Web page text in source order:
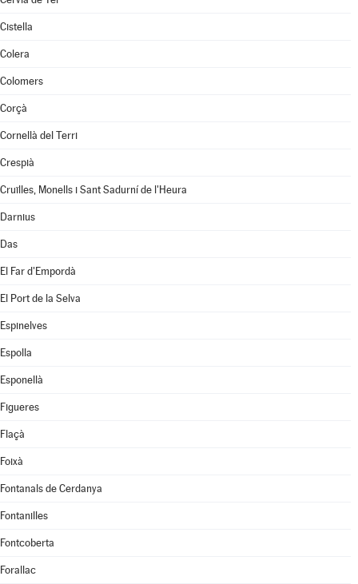
Cistella
Colera
Colomers
Corçà
Cornellà del Terri
Crespià
Cruïlles, Monells i Sant Sadurní de l'Heura
Darnius
Das
El Far d'Empordà
El Port de la Selva
Espinelves
Espolla
Esponellà
Figueres
Flaçà
Foixà
Fontanals de Cerdanya
Fontanilles
Fontcoberta
Forallac